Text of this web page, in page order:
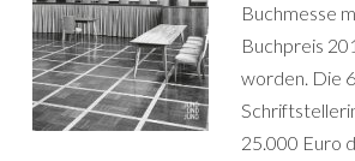
Buchmesse
Buchpreis
worden. Die
25.000 Euro